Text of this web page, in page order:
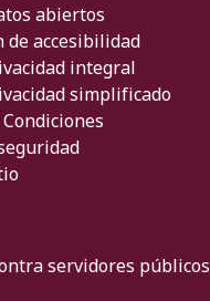
abiertos
de accesibilidad
integral
simplificado
servidores públicos